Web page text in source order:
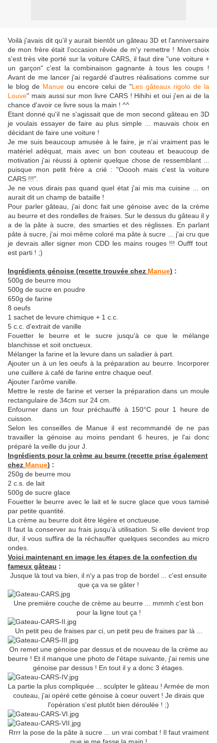
Voilà j'avais dit qu'il y aurait bientôt un gâteau 3D et l'anniversaire
de mon frère était l'occasion rêvée de m'y remettre ! Mon choix
s'est très vite porté sur la voiture CARS, il faut dire "une voiture +
un garçon" c'est la combinaison gagnante à tous les coups !
Avant de me lancer j'ai regardé d'autres réalisations comme sur
le blog de Manue ou encore celui de "Les gâteaux rigolo de la
Louve" mais aussi sur mon livre CARS ! Hihihi et oui j'en ai de la
chance d'avoir ce livre sous la main ! ^^
Etant donné qu'il ne s'agissait que de mon second gâteau en 3D
je voulais essayer de faire au plus simple ... mauvais choix en
décidant de faire une voiture !
Je me suis beaucoup amusée à le faire, je n'ai vraiment pas le
matériel adéquat, mais avec un bon couteau et beaucoup de
motivation j'ai réussi à optenir quelque chose de ressemblant ...
puisque mon petit frère a crié : "Ooooh mais c'est la voiture
CARS !!!".
Je ne vous dirais pas quand quel état j'ai mis ma cuisine ... on
aurait dit un champ de bataille !
Pour parler gâteau, j'ai donc fait une génoise avec de la crème
au beurre et des rondelles de fraises. Sur le dessus du gâteau il y
a de la pâte à sucre, des smarties et des réglisses. En parlant
pâte à sucre, j'ai moi même coloré ma pâte à sucre ... j'ai cru que
je devrais aller signer mon CDD les mains rouges !!! Oufff tout
est parti ! ;)
Ingrédients génoise (recette trouvée chez Manue) :
500g de beurre mou
500g de sucre en poudre
650g de farine
8 oeufs
1 sachet de levure chimique + 1 c.c.
5 c.c. d'extrait de vanille
Fouetter le beurre et le sucre jusqu'à ce que le mélange
blanchisse et soit onctueux.
Mélanger la farine et la levure dans un saladier à part.
Ajouter un à un les oeufs à la préparation au beurre. Incorporer
une cuillere à café de farine entre chaque oeuf.
Ajouter l'arôme vanille.
Mettre le reste de farine et verser la préparation dans un moule
rectangulaire de 34cm sur 24 cm.
Enfourner dans un four préchauffé à 150°C pour 1 heure de
cuisson.
Selon les conseilles de Manue il est recommandé de ne pas
travailler la génoise au moins pendant 6 heures, je l'ai donc
préparé la veille du jour J.
Ingrédients pour la crème au beurre (recette prise également
chez Manue) :
250g de beurre mou
2 c.s. de lait
500g de sucre glace
Fouetter le beurre avec le lait et le sucre glace que vous tamisé
par petite quantité.
La crème au beurre doit être légère et onctueuse.
Il faut la conserver au frais jusqu'à utilisation. Si elle devient trop
dur, il vous suffira de la réchauffer quelques secondes au micro
ondes.
Voici maintenant en image les étapes de la confection du
fameux gâteau :
Jusque là tout va bien, il n'y a pas trop de bordel ... c'est ensuite
que ça va se gâter !
Une première couche de crème au beurre ... mmmh c'est bon
pour la ligne tout ça !
Un petit peu de fraises par ci, un petit peu de fraises par là ...
On remet une génoise par dessus et de nouveau de la crème au
beurre ! Et il manque une photo de l'étape suivante, j'ai remis une
génoise par dessus ! En tout il y a donc 3 étages.
La partie la plus compliquée ... sculpter le gâteau ! Armée de mon
couteau, j'ai opéré cette génoise à coeur ouvert ! Je dirais que
l'opération s'est plutôt bien déroulée ! ;)
Rrrr la pose de la pâte à sucre ... un vrai combat ! Il faut vraiment